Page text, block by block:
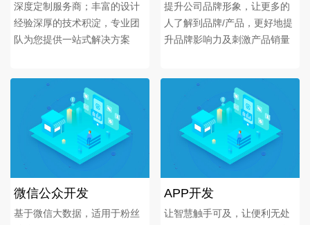
深度定制服务商；丰富的设计
经验深厚的技术积淀，专业团
队为您提供一站式解决方案
提升公司品牌形象，让更多的
人了解到品牌/产品，更好地提
升品牌影响力及刺激产品销量
微信公众开发
基于微信大数据，适用于粉丝
APP开发
让智慧触手可及，让便利无处